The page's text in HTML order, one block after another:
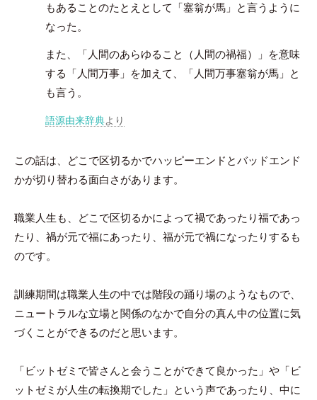
もあることのたとえとして「塞翁が馬」と言うように
なった。
また、「人間のあらゆること（人間の禍福）」を意味
する「人間万事」を加えて、「人間万事塞翁が馬」と
も言う。
語源由来辞典より
この話は、どこで区切るかでハッピーエンドとバッドエンド
かが切り替わる面白さがあります。
職業人生も、どこで区切るかによって禍であったり福であっ
たり、禍が元で福にあったり、福が元で禍になったりするも
のです。
訓練期間は職業人生の中では階段の踊り場のようなもので、
ニュートラルな立場と関係のなかで自分の真ん中の位置に気
づくことができるのだと思います。
「ビットゼミで皆さんと会うことができて良かった」や「ビ
ットゼミが人生の転換期でした」という声であったり、中に